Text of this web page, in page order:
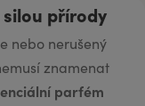
přírody
nebo nerušený
znamenat
parfém